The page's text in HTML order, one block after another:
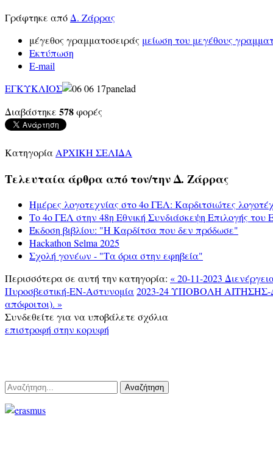
Γράφτηκε από Δ. Ζάρρας
μέγεθος γραμματοσειράς μείωση του μεγέθους
Εκτύπωση
E-mail
ΕΓΚΥΚΛΙΟΣ
Διαβάστηκε 578φορές
Κατηγορία ΑΡΧΙΚΗ ΣΕΛΙΔΑ
Τελευταία άρθρα από τον/την Δ. Ζάρρας
Ημέρες λογοτεχνίας στο 4ο ΓΕΛ: Καρδιτσιώτες
Το 4ο ΓΕΛ στην 48η Εθνική Συνδιάσκεψη Επιλογής
Έκδοση βιβλίου: "Η Καρδίτσα που δεν πρόδωσε"
Hackathon Selma 2025
Σχολή γονέων - "Τα όρια στην εφηβεία"
Περισσότερα σε αυτή την κατηγορία: « 20-11-2023
Πυροσβεστική-ΕΝ-Αστυνομία2023-24 ΥΠΟΒΟΛΗ
απόφοιτοι). »
Συνδεθείτε για να υποβάλετε σχόλια
επιστροφή στην κορυφή
Αναζήτηση